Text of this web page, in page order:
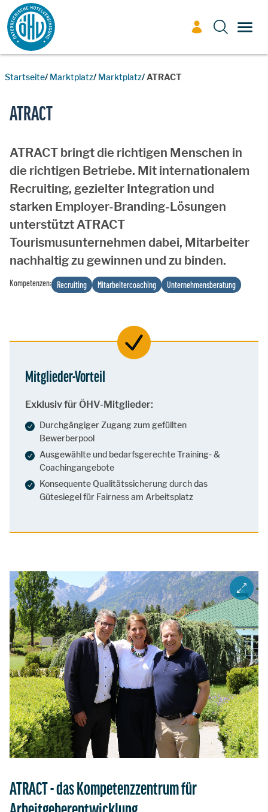
Zum Inhalt
Startseite Marktplatz Marktplatz ATRACT
ATRACT
ATRACT bringt die richtigen Menschen in
die richtigen Betriebe. Mit internationalem
Recruiting, gezielter Integration und
starken Employer-Branding-Lösungen
unterstützt ATRACT
Tourismusunternehmen dabei, Mitarbeiter
nachhaltig zu gewinnen und zu binden.
Kompetenzen: Recruiting Mitarbeitercoaching Unternehmensberatung
Mitglieder-Vorteil
Exklusiv für ÖHV-Mitglieder:
Durchgängiger Zugang zum gefüllten
Bewerberpool
Ausgewählte und bedarfsgerechte Training- &
Coachingangebote
Konsequente Qualitätssicherung durch das
Gütesiegel für Fairness am Arbeitsplatz
ZOOM
ATRACT - das Kompetenzzentrum für